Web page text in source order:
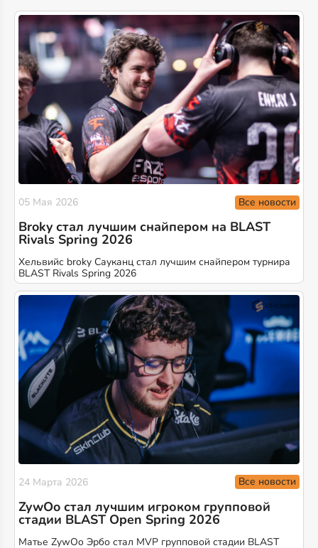
05 Мая 2026 Все новости
Broky стал лучшим снайпером на BLAST
Rivals Spring 2026
Хельвийс broky Сауканц стал лучшим снайпером турнира
BLAST Rivals Spring 2026
24 Марта 2026 Все новости
ZywOo стал лучшим игроком групповой
стадии BLAST Open Spring 2026
Матье ZywOo Эрбо стал MVP групповой стадии BLAST